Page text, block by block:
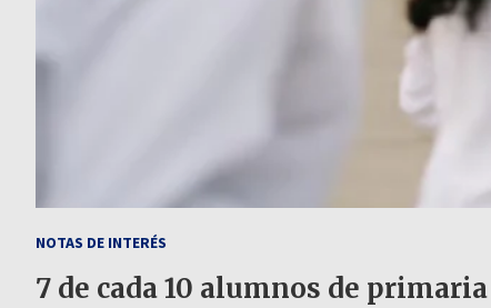
NOTAS DE INTERÉS
7 de cada 10 alumnos de